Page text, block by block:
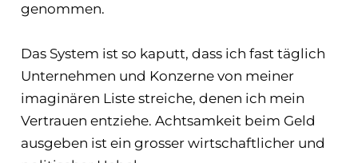
genommen.
Das System ist so kaputt, dass ich fast täglich
Unternehmen und Konzerne von meiner
imaginären Liste streiche, denen ich mein
Vertrauen entziehe. Achtsamkeit beim Geld
ausgeben ist ein grosser wirtschaftlicher und